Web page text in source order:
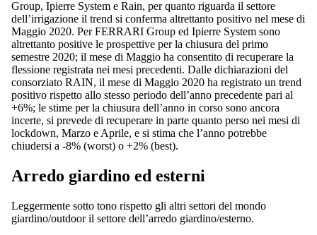
Group, Ipierre System e Rain, per quanto riguarda il settore
dell’irrigazione il trend si conferma altrettanto positivo nel mese di
Maggio 2020. Per FERRARI Group ed Ipierre System sono
altrettanto positive le prospettive per la chiusura del primo
semestre 2020; il mese di Maggio ha consentito di recuperare la
flessione registrata nei mesi precedenti. Dalle dichiarazioni del
consorziato RAIN, il mese di Maggio 2020 ha registrato un trend
positivo rispetto allo stesso periodo dell’anno precedente pari al
+6%; le stime per la chiusura dell’anno in corso sono ancora
incerte, si prevede di recuperare in parte quanto perso nei mesi di
lockdown, Marzo e Aprile, e si stima che l’anno potrebbe
chiudersi a -8% (worst) o +2% (best).
Arredo giardino ed esterni
Leggermente sotto tono rispetto gli altri settori del mondo
giardino/outdoor il settore dell’arredo giardino/esterno.